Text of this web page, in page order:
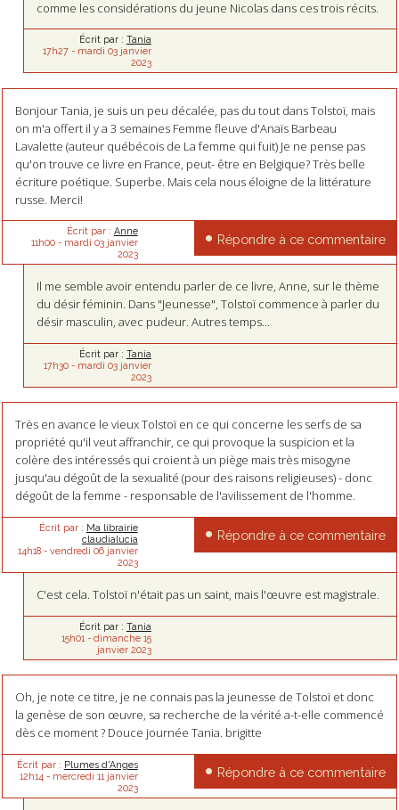
comme les considérations du jeune Nicolas dans ces trois récits.
Écrit par : Tania
17h27- mardi 03 janvier
2023
Bonjour Tania, je suis un peu décalée, pas du tout dans Tolstoï, mais
on m'a offert il y a 3 semaines Femme fleuve d'Anaïs Barbeau
Lavalette (auteur québécois de La femme qui fuit) Je ne pense pas
qu'on trouve ce livre en France, peut- être en Belgique? Très belle
écriture poétique. Superbe. Mais cela nous éloigne de la littérature
russe. Merci!
Écrit par : Anne
11h00- mardi 03 janvier
2023
Répondre à ce commentaire
Il me semble avoir entendu parler de ce livre, Anne, sur le thème
du désir féminin. Dans "Jeunesse", Tolstoï commence à parler du
désir masculin, avec pudeur. Autres temps...
Écrit par : Tania
17h30- mardi 03 janvier
2023
Très en avance le vieux Tolstoï en ce qui concerne les serfs de sa
propriété qu'il veut affranchir, ce qui provoque la suspicion et la
colère des intéressés qui croient à un piège mais très misogyne
jusqu'au dégoût de la sexualité (pour des raisons religieuses) - donc
dégoût de la femme - responsable de l'avilissement de l'homme.
Écrit par : Ma librairie
claudialucia
14h18- vendredi 06 janvier
2023
Répondre à ce commentaire
C'est cela. Tolstoï n'était pas un saint, mais l'œuvre est magistrale.
Écrit par : Tania
15h01 - dimanche 15
janvier 2023
Oh, je note ce titre, je ne connais pas la jeunesse de Tolstoï et donc
la genèse de son œuvre, sa recherche de la vérité a-t-elle commencé
dès ce moment ? Douce journée Tania. brigitte
Écrit par : Plumes d'Anges
12h14 - mercredi 11 janvier
2023
Répondre à ce commentaire